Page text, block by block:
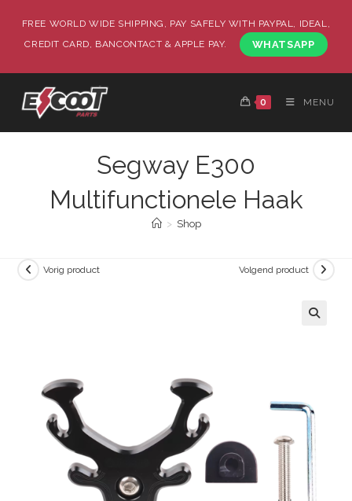
FREE WORLD WIDE SHIPPING, PAY SAFELY WITH PAYPAL, IDEAL,
CREDIT CARD, BANCONTACT & APPLE PAY.
WHATSAPP
0 MENU
Segway E300
Multifunctionele Haak
> Shop
Vorig product Volgend product